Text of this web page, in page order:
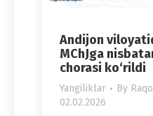
Andijon
MChJga
chorasi ko‘rildi
Yangiliklar By
02.02.2026